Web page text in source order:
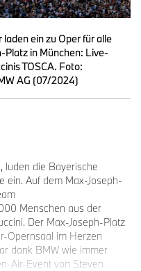
ein zu Oper für alle
Platz in München: Live-
TOSCA. Foto:
AG (07/2024)
luden die Bayerische
ein. Auf dem Max-Joseph-
Menschen aus der
Der Max-Joseph-Platz
Opernsaal im Herzen
dank BMW wie immer
Air-Event von Steven